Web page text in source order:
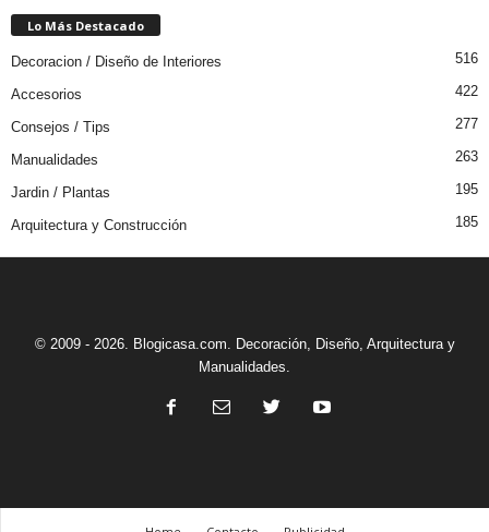
Lo Más Destacado
Decoracion / Diseño de Interiores 516
Accesorios 422
Consejos / Tips 277
Manualidades 263
Jardin / Plantas 195
Arquitectura y Construcción 185
© 2009 - 2026. Blogicasa.com. Decoración, Diseño, Arquitectura y
Manualidades.